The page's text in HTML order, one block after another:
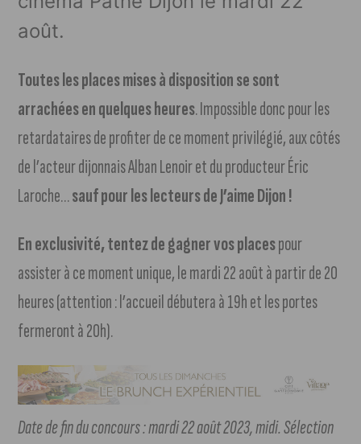
août.
Toutes les places mises à disposition se sont
arrachées en quelques heures. Impossible donc pour les
retardataires de profiter de ce moment privilégié, aux côtés
de l’acteur dijonnais Alban Lenoir et du producteur Éric
Laroche…sauf pour les lecteurs de J’aime Dijon !
En exclusivité, tentez de gagner vos placespour
assister à ce moment unique, le mardi 22 août à partir de 20
heures (attention : l’accueil débutera à 19h et les portes
fermeront à 20h).
Date de fin du concours : mardi 22 août 2023, midi. Sélection